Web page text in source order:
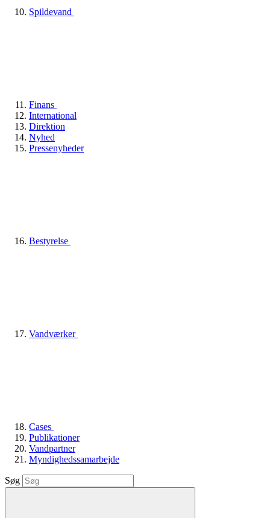
Spildevand
Finans
International
Direktion
Nyhed
Pressenyheder
Bestyrelse
Vandværker
Cases
Publikationer
Vandpartner
Myndighedssamarbejde
Søg